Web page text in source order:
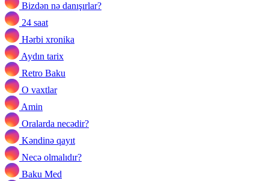
Bizdən nə danışırlar?
24 saat
Hərbi xronika
Aydın tarix
Retro Baku
O vaxtlar
Amin
Oralarda necədir?
Kəndinə qayıt
Necə olmalıdır?
Baku Med